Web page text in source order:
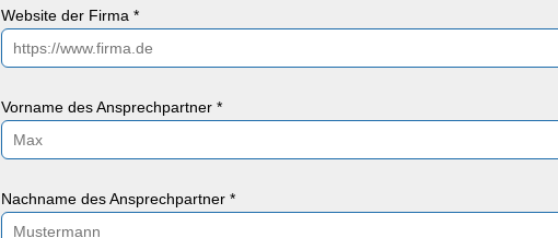
Website der Firma *
Vorname des Ansprechpartner *
Nachname des Ansprechpartner *